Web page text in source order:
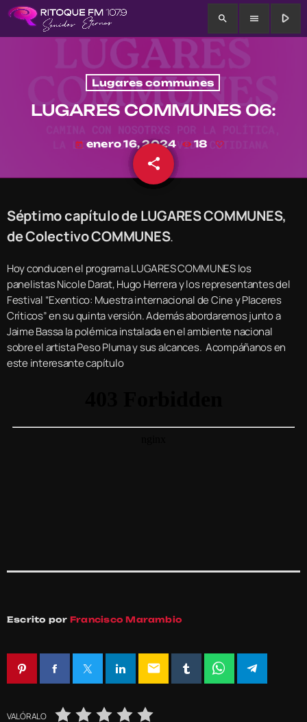
search menu play_arrow
Lugares communes
LUGARES COMMUNES 06:
today enero 16, 2024 18
share
email
Séptimo capítulo de LUGARES COMMUNES,
de Colectivo COMMUNES.
Hoy conducen el programa LUGARES COMMUNES los
panelistas Nicole Darat, Hugo Herrera y los representantes del
Festival “Exentico: Muestra internacional de Cine y Placeres
Críticos” en su quinta versión. Además abordaremos junto a
Jaime Bassa la polémica instalada en el ambiente nacional
sobre el artista Peso Pluma y sus alcances. Acompáñanos en
este interesante capítulo
Escrito por Francisco Marambio
email
VALÓRALO